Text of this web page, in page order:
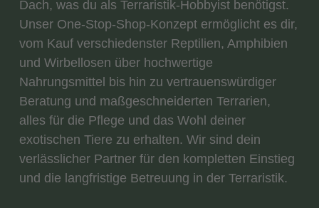
Dach, was du als Terraristik-Hobbyist benötigst.
Unser One-Stop-Shop-Konzept ermöglicht es dir,
vom Kauf verschiedenster Reptilien, Amphibien
und Wirbellosen über hochwertige
Nahrungsmittel bis hin zu vertrauenswürdiger
Beratung und maßgeschneiderten Terrarien,
alles für die Pflege und das Wohl deiner
exotischen Tiere zu erhalten. Wir sind dein
verlässlicher Partner für den kompletten Einstieg
und die langfristige Betreuung in der Terraristik.